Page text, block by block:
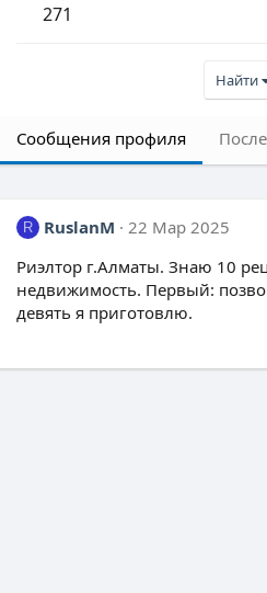
271
Найти
Сообщения профиля
R RuslanM
22 Мар 2025
Риэлтор г.Алматы. Знаю 10
недвижимость. Первый:
девять я приготовлю.